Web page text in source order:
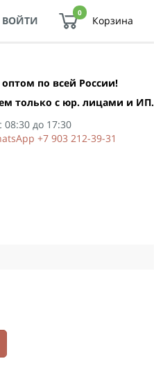
0
Корзина
ВОЙТИ
по всей России!
только с юр. лицами и ИП.
08:30 до 17:30
+7 903 212-39-31